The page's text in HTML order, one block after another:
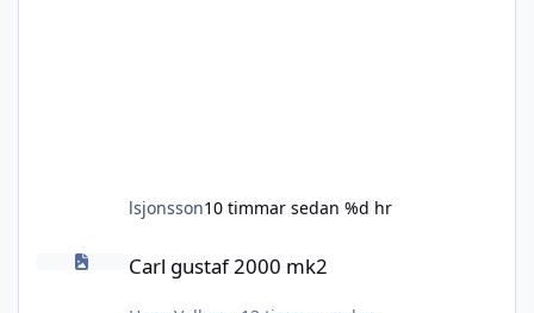
lsjonsson10 timmar sedan %d hr
Carl gustaf 2000 mk2
Carl gustaf 2000 mk2